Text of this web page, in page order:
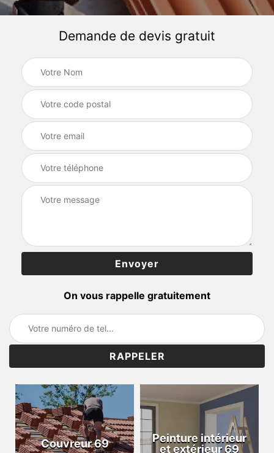
Demande de devis gratuit
On vous rappelle gratuitement
Couvreur 69
Peinture intérieur
et extérieur 69